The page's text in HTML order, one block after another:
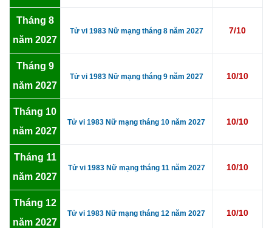
Tháng 8
năm 2027
Tử vi 1983 Nữ mạng tháng 8 năm 2027 7/10
Tháng 9
năm 2027
Tử vi 1983 Nữ mạng tháng 9 năm 2027 10/10
Tháng 10
năm 2027
Tử vi 1983 Nữ mạng tháng 10 năm 2027 10/10
Tháng 11
năm 2027
Tử vi 1983 Nữ mạng tháng 11 năm 2027 10/10
Tháng 12
năm 2027
Tử vi 1983 Nữ mạng tháng 12 năm 2027 10/10